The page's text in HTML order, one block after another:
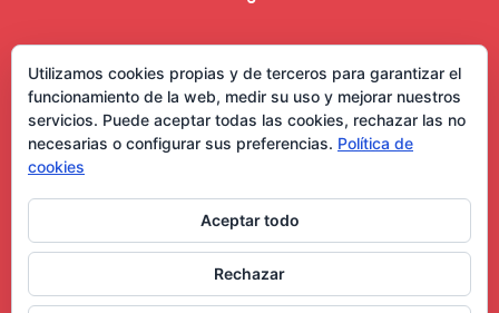
Aviso Legal y Condiciones de Uso
Utilizamos cookies propias y de terceros para garantizar el
funcionamiento de la web, medir su uso y mejorar nuestros
servicios. Puede aceptar todas las cookies, rechazar las no
necesarias o configurar sus preferencias. Política de
cookies
Aceptar todo
Rechazar